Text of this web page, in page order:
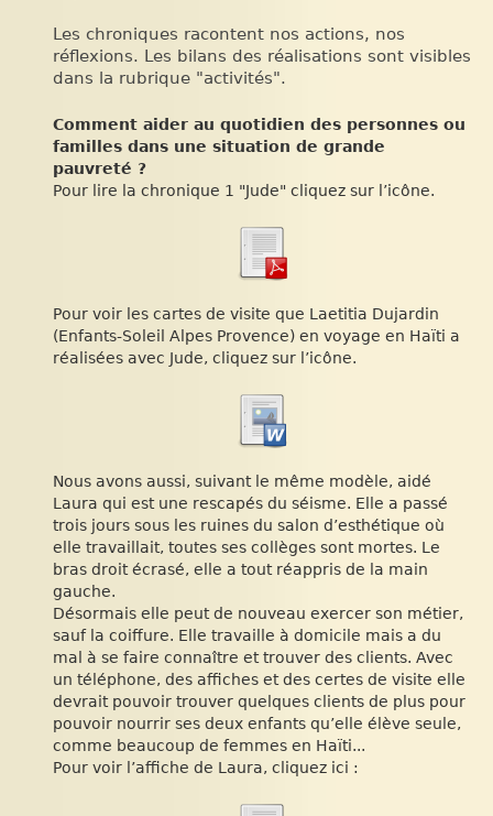
Les chroniques racontent nos actions, nos
réflexions. Les bilans des réalisations sont visibles
dans la rubrique "activités".
Comment aider au quotidien des personnes ou
familles dans une situation de grande
pauvreté ?
Pour lire la chronique 1 "Jude" cliquez sur l’icône.
Pour voir les cartes de visite que Laetitia Dujardin
(Enfants-Soleil Alpes Provence) en voyage en Haïti a
réalisées avec Jude, cliquez sur l’icône.
Nous avons aussi, suivant le même modèle, aidé
Laura qui est une rescapés du séisme. Elle a passé
trois jours sous les ruines du salon d’esthétique où
elle travaillait, toutes ses collèges sont mortes. Le
bras droit écrasé, elle a tout réappris de la main
gauche.
Désormais elle peut de nouveau exercer son métier,
sauf la coiffure. Elle travaille à domicile mais a du
mal à se faire connaître et trouver des clients. Avec
un téléphone, des affiches et des certes de visite elle
devrait pouvoir trouver quelques clients de plus pour
pouvoir nourrir ses deux enfants qu’elle élève seule,
comme beaucoup de femmes en Haïti...
Pour voir l’affiche de Laura, cliquez ici :